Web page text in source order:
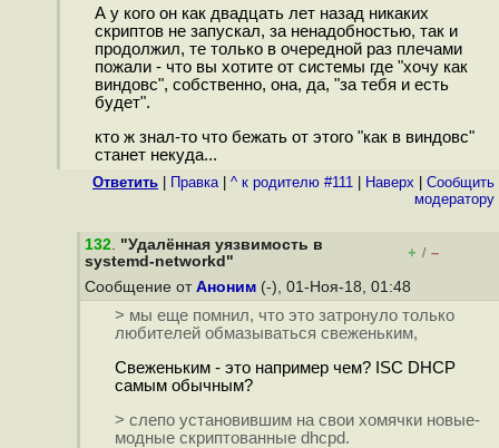
А у кого он как двадцать лет назад никаких
скриптов не запускал, за ненадобностью, так и
продолжил, те только в очередной раз плечами
пожали - что вы хотите от системы где "хочу как
виндовс", собственно, она, да, "за тебя и есть
будет".
кто ж знал-то что бежать от этого "как в виндовс"
станет некуда...
Ответить Правка| ^ к родителю #111 Наверх
Cообщить
модератору
132. "Удалённая уязвимость в
systemd-networkd"
+ / –
Сообщение от Аноним (-), 01-Ноя-18, 01:48
> мы еще помнил, что это затронуло только
любителей обмазываться свеженьким,
Свеженьким - это например чем? ISC DHCP
самым обычным?
> слепо установившим на свои хомячки новые-
модные скриптованные dhcpd.